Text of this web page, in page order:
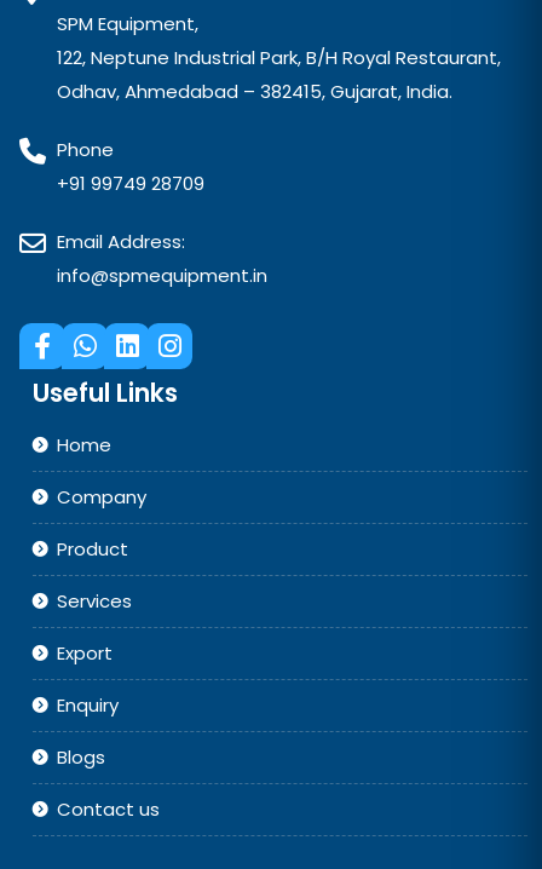
SPM Equipment,
122, Neptune Industrial Park, B/H Royal Restaurant,
Odhav, Ahmedabad – 382415, Gujarat, India.
Phone
+91 99749 28709
Email Address:
info@spmequipment.in
Useful Links
Home
Company
Product
Services
Export
Enquiry
Blogs
Contact us